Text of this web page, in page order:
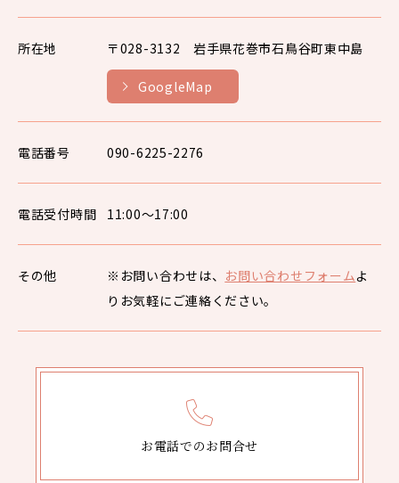
所在地 〒028-3132 岩手県花巻市石鳥谷町東中島
GoogleMap
電話番号 090-6225-2276
電話受付時間 11:00〜17:00
その他 ※お問い合わせは、 お問い合わせフォームよ
りお気軽にご連絡ください。
お電話でのお問合せ